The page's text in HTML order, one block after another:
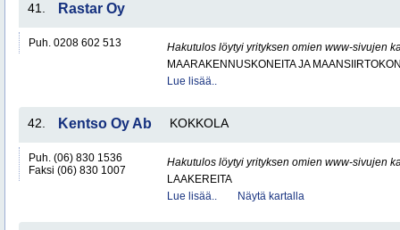
41. Rastar Oy
Puh. 0208 602 513
Hakutulos löytyi yrityksen omien www-sivujen
MAARAKENNUSKONEITA JA
Lue lisää..
42. Kentso Oy Ab KOKKOLA
Puh. (06) 830 1536
Faksi (06) 830 1007
Hakutulos löytyi yrityksen omien www-sivujen
LAAKEREITA
Lue lisää..
Näytä kartalla